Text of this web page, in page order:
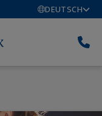
DEUTSCH